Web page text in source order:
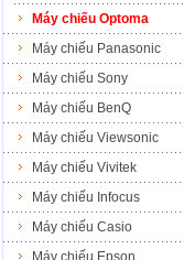
Máy chiếu Optoma
Máy chiếu Panasonic
Máy chiếu Sony
Máy chiếu BenQ
Máy chiếu Viewsonic
Máy chiếu Vivitek
Máy chiếu Infocus
Máy chiếu Casio
Máy chiếu Epson